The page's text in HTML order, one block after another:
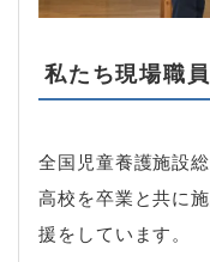
私たち現場職
全国児童養護施設
高校を卒業と共に
援をしています。